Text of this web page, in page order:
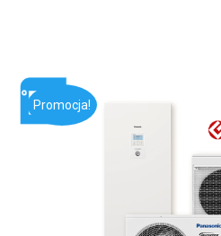
Promocja!